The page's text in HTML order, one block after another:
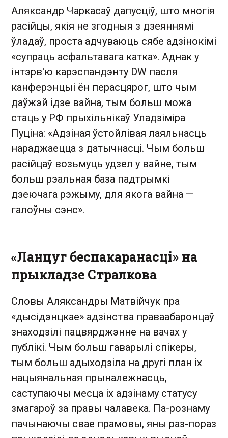
Аляксандр Чаркасаў дапусціў, што многія
расійцы, якія не згодныя з дзеяннямі
ўладаў, проста адчуваюць сябе адзінокімі
«супраць асфальтавага катка». Аднак у
інтэрв'ю карэспандэнту DW пасля
канферэнцыі ён перасцярог, што чым
даўжэй ідзе вайна, тым больш можа
стаць у РФ прыхільнікаў Уладзіміра
Пуціна: «Адзіная ўстойлівая лаяльнасць
нараджаецца з датычнасці. Чым больш
расійцаў возьмуць удзел у вайне, тым
больш рэальная база падтрымкі
дзеючага рэжыму, для якога вайна —
галоўны сэнс».
«Ланцуг беспакаранасці» на
прыкладзе Стралкова
Словы Аляксандры Матвійчук пра
«дысідэнцкае» адзінства праваабаронцаў
знаходзілі пацвярджэнне на вачах у
публікі. Чым больш гаварылі спікеры,
тым больш адыходзіла на другі план іх
нацыянальная прыналежнасць,
саступаючы месца іх адзінаму статусу
змагароў за правы чалавека. Па-рознаму
пачынаючы свае прамовы, яны раз-пораз